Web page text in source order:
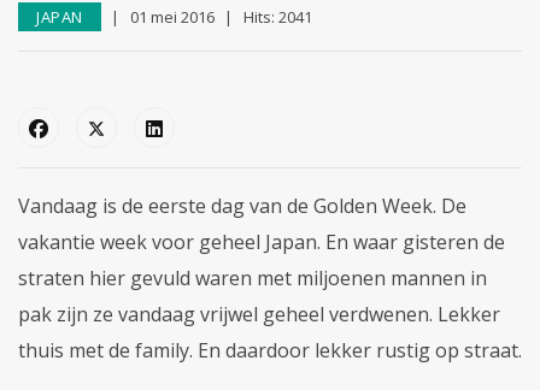
JAPAN 01 mei 2016 Hits: 2041
Vandaag is de eerste dag van de Golden Week. De
vakantie week voor geheel Japan. En waar gisteren de
straten hier gevuld waren met miljoenen mannen in
pak zijn ze vandaag vrijwel geheel verdwenen. Lekker
thuis met de family. En daardoor lekker rustig op straat.